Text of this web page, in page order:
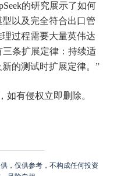
的研究展示了如何
以及完全符合出口管
过程需要大量英伟达
条扩展定律：持续适
的测试时扩展定律。”
如有侵权立即删除。
，仅供参考，不构成任何投资